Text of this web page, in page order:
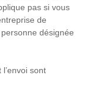
pas si vous
de
désignée
sont